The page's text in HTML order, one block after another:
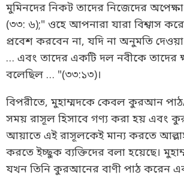
মুমিনদের নিকট তাদের নিজেদের
(৩৩: ৬);" ওহে আপনারা যারা বিশ্বাস
প্রবেশ করবেন না, যদি না অনুমতি
… এবং তাদের একটি দল নবীকে তাদের
বলেছিল … "(৩৩:১৩)।
বিপরীতে, মুহাম্মদকে কেবল কুরআন
সময় রাসূল হিসাবে গণ্য করা হয় এবং
আয়াতে এই রাসূলকেই মান্য করতে
করতে ইচ্ছুক ব্যক্তিদের বলা হয়েছে।
যখন তিনি কুরআনের বাণী পাঠ করেন